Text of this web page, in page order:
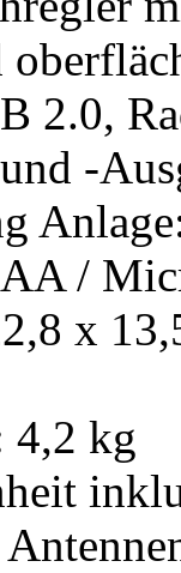
2.0,
-
/
x
4,2 kg